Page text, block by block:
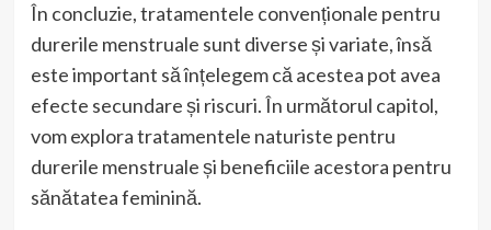
În concluzie, tratamentele convenționale pentru
durerile menstruale sunt diverse și variate, însă
este important să înțelegem că acestea pot avea
efecte secundare și riscuri. În următorul capitol,
vom explora tratamentele naturiste pentru
durerile menstruale și beneficiile acestora pentru
sănătatea feminină.